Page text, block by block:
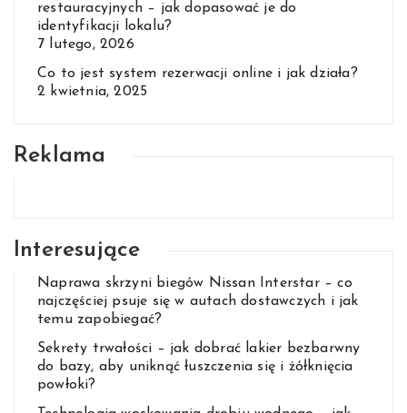
restauracyjnych – jak dopasować je do
identyfikacji lokalu?
7 lutego, 2026
Co to jest system rezerwacji online i jak działa?
2 kwietnia, 2025
Reklama
Interesujące
Naprawa skrzyni biegów Nissan Interstar – co
najczęściej psuje się w autach dostawczych i jak
temu zapobiegać?
Sekrety trwałości – jak dobrać lakier bezbarwny
do bazy, aby uniknąć łuszczenia się i żółknięcia
powłoki?